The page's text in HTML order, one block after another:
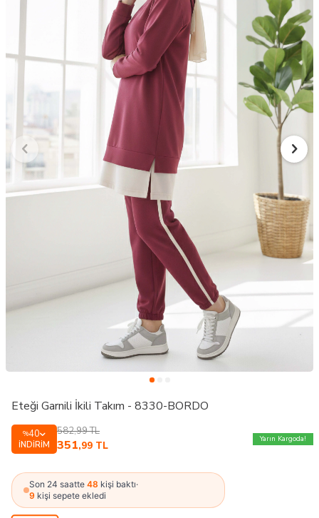
Eteği Garnili İkili Takım - 8330-BORDO
%40
İNDIRIM
582,99TL
351,99 TL
Yarın Kargoda!
Son 24 saatte 48 kişi baktı·
9 kişi sepete ekledi